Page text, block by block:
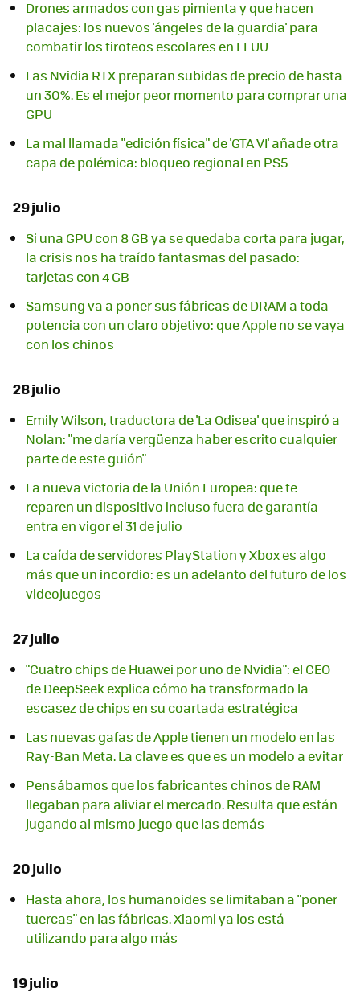
Drones armados con gas pimienta y que hacen
placajes: los nuevos 'ángeles de la guardia' para
combatir los tiroteos escolares en EEUU
Las Nvidia RTX preparan subidas de precio de hasta
un 30%. Es el mejor peor momento para comprar una
GPU
La mal llamada "edición física" de 'GTA VI' añade otra
capa de polémica: bloqueo regional en PS5
29 julio
Si una GPU con 8 GB ya se quedaba corta para jugar,
la crisis nos ha traído fantasmas del pasado:
tarjetas con 4 GB
Samsung va a poner sus fábricas de DRAM a toda
potencia con un claro objetivo: que Apple no se vaya
con los chinos
28 julio
Emily Wilson, traductora de 'La Odisea' que inspiró a
Nolan: "me daría vergüenza haber escrito cualquier
parte de este guión"
La nueva victoria de la Unión Europea: que te
reparen un dispositivo incluso fuera de garantía
entra en vigor el 31 de julio
La caída de servidores PlayStation y Xbox es algo
más que un incordio: es un adelanto del futuro de los
videojuegos
27 julio
"Cuatro chips de Huawei por uno de Nvidia": el CEO
de DeepSeek explica cómo ha transformado la
escasez de chips en su coartada estratégica
Las nuevas gafas de Apple tienen un modelo en las
Ray-Ban Meta. La clave es que es un modelo a evitar
Pensábamos que los fabricantes chinos de RAM
llegaban para aliviar el mercado. Resulta que están
jugando al mismo juego que las demás
20 julio
Hasta ahora, los humanoides se limitaban a "poner
tuercas" en las fábricas. Xiaomi ya los está
utilizando para algo más
19 julio